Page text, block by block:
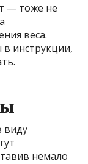
— тоже не
веса.
в инструкции,
виду
немало